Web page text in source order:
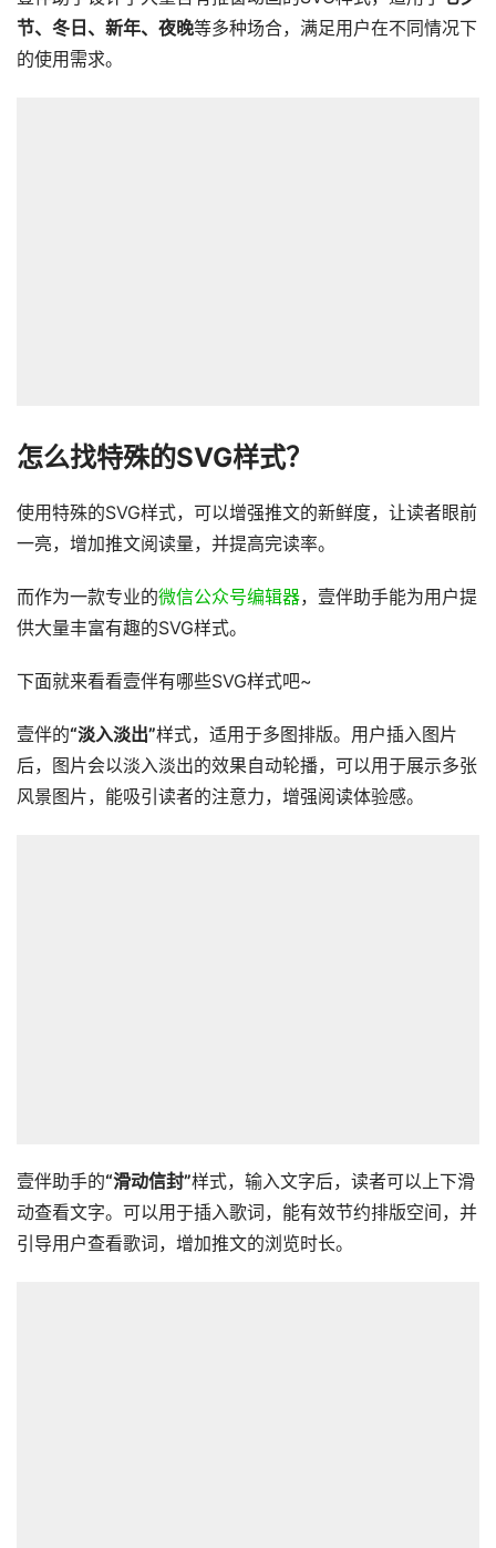
节、冬日、新年、夜晚等多种场合，满足用户在不同情况下
的使用需求。
怎么找特殊的SVG样式？
使用特殊的SVG样式，可以增强推文的新鲜度，让读者眼前
一亮，增加推文阅读量，并提高完读率。
而作为一款专业的微信公众号编辑器，壹伴助手能为用户提
供大量丰富有趣的SVG样式。
下面就来看看壹伴有哪些SVG样式吧~
壹伴的“淡入淡出”样式，适用于多图排版。用户插入图片
后，图片会以淡入淡出的效果自动轮播，可以用于展示多张
风景图片，能吸引读者的注意力，增强阅读体验感。
壹伴助手的“滑动信封”样式，输入文字后，读者可以上下滑
动查看文字。可以用于插入歌词，能有效节约排版空间，并
引导用户查看歌词，增加推文的浏览时长。